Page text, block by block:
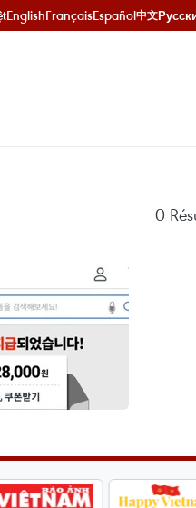
EnglishFrançaisEspañol中文
0